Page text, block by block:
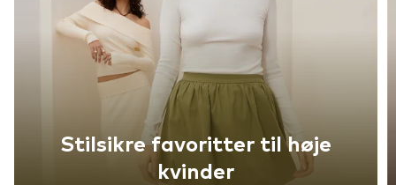
Stilsikre favoritter til høje
kvinder